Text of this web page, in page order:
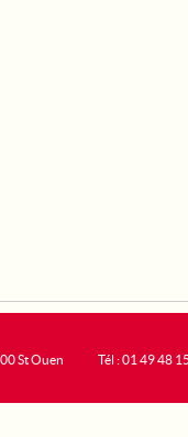
St Ouen
Tél : 01 49 48